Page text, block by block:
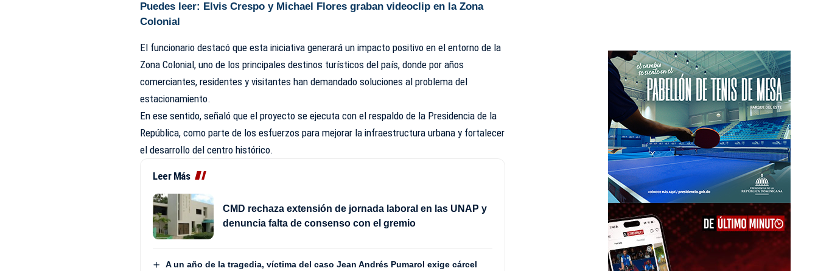
Puedes leer: Elvis Crespo y Michael Flores graban videoclip en la Zona
Colonial
El funcionario destacó que esta iniciativa generará un impacto positivo en el entorno de la
Zona Colonial, uno de los principales destinos turísticos del país, donde por años
comerciantes, residentes y visitantes han demandado soluciones al problema del
estacionamiento.
En ese sentido, señaló que el proyecto se ejecuta con el respaldo de la Presidencia de la
República, como parte de los esfuerzos para mejorar la infraestructura urbana y fortalecer
el desarrollo del centro histórico.
Leer Más
CMD rechaza extensión de jornada laboral en las UNAP y
denuncia falta de consenso con el gremio
A un año de la tragedia, víctima del caso Jean Andrés Pumarol exige cárcel